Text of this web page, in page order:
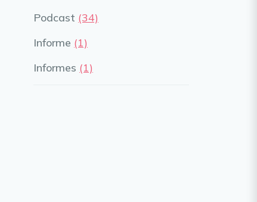
Podcast (34)
Informe (1)
Informes (1)